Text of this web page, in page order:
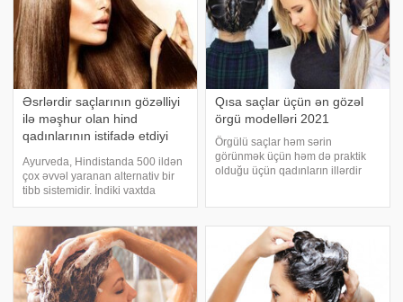
Əsrlərdir saçlarının gözəlliyi
ilə məşhur olan hind
qadınlarının istifadə etdiyi
Ayurveda, Hindistanda 500 ildən
çox əvvəl yaranan alternativ bir
tibb sistemidir. İndiki vaxtda
saçlarımız tez -tez zədələnir və
ən son gözəllik məhsullarını
alırıq. Ancaq yüzlərlə dollar
xərcləmə
Qısa saçlar üçün ən gözəl
örgü modelləri 2021
Örgülü saçlar həm sərin
görünmək üçün həm də praktik
olduğu üçün qadınların illərdir
digər bir çox sahələrdə istifadə
edilə bilə